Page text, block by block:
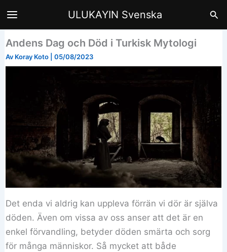
till
ULUKAYIN Svenska Sök
Andens Dag och Död i Turkisk Mytologi
Av Koray Koto |05/08/2023
Det enda vi aldrig kan uppleva förrän vi dör är själva
döden. Även om vissa av oss anser att det är en
enkel förvandling, betyder döden smärta och sorg
för många människor. Så mycket att både